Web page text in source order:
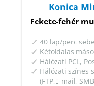
Konica
Fekete-fehér
40 lap/perc
Kétoldalas
Hálózati PCL,
Hálózati színes
(FTP,E-mail,